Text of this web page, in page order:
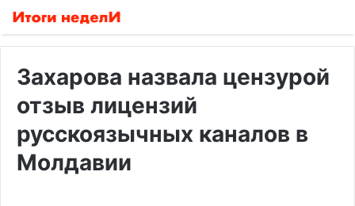
Захарова назвала цензурой
отзыв лицензий
русскоязычных каналов в
Молдавии